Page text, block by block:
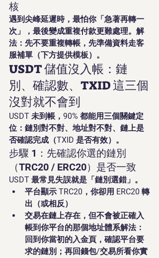
核
遇到尖峰延遲時，最怕你「急著再轉一
次」，最後變成重複付款更難處理。解
法：先不要重複轉帳，先準備資料走客
服補單（下方提供模板）。
USDT 儲值沒入帳：鏈
別、確認數、TXID 這三個
沒對就不會到
USDT 未到帳，90% 都能用三個關鍵定
位：鏈別對不對、地址對不對、鏈上是
否確認完成（TXID 是否有效）。
步驟 1：先確認你選的鏈別
（TRC20 / ERC20）是否一致
USDT 最常見失誤就是「鏈別選錯」。
平台顯示 TRC20，你卻用 ERC20 轉
出（或相反）
交易在鏈上存在，但不會被正確入
帳到你平台的那個地址體系解法：
回到你當初的入金頁，確認平台要
求的鏈別；再回錢包/交易所看你實